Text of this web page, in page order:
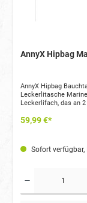
AnnyX Hipbag
AnnyX Hipbag
Leckerlitasche
Leckerlifach, das an
Schlüssel,
können Futterbeutel,
AnnyX Hipbag ist
59,99 €*
Sofort verfügbar,